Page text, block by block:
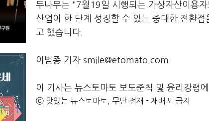
두나무는 "7월19일 시행되는 가상자산이용
산업이 한 단계 성장할 수 있는 중대한 전환
고 했습니다.
이범종 기자 smile@etomato.com
이 기사는 뉴스토마토 보도준칙 및 윤리강령
ⓒ 맛있는 뉴스토마토, 무단 전재 - 재배포 금지